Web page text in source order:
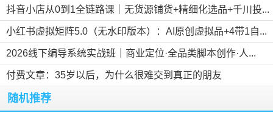
抖音小店从0到1全链路课｜无货源铺货+精细化选品+千川投...
小红书虚拟矩阵5.0（无水印版本）：AI原创虚拟品+4带1自...
2026线下编导系统实战班｜商业定位·全品类脚本创作·人...
付费文章：35岁以后，为什么很难交到真正的朋友
随机推荐